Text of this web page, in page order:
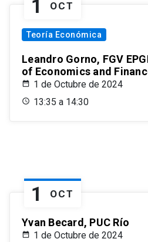
1 OCT
Teoría Económica
Leandro Gorno, FGV
of Economics and
1 de Octubre de 2024
13:35 a 14:30
1 OCT
Yvan Becard, PUC Río
1 de Octubre de 2024